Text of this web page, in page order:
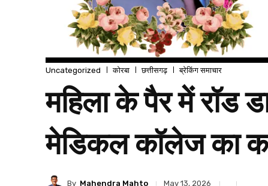
Uncategorized कोरबा छत्तीसगढ़ ब्रेकिंग समाचार
महिला के पैर में रॉड
मेडिकल कॉलेज का
By Mahendra Mahto May 13, 2026